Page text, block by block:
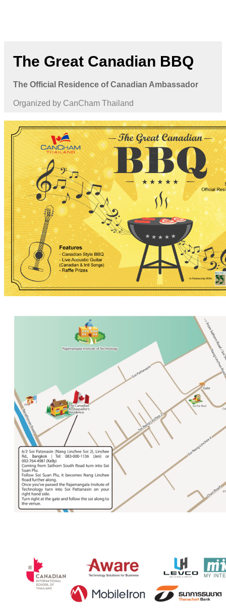
The Great Canadian BBQ
The Official Residence of Canadian Ambassador
Organized by CanCham Thailand